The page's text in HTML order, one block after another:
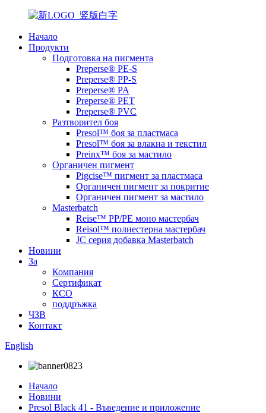
Начало
Продукти
Подготовка на пигмента
Preperse® PE-S
Preperse® PP-S
Preperse® PA
Preperse® PET
Preperse® PVC
Разтворител боя
Presol™ боя за пластмаса
Presol™ боя за влакна и текстил
Preinx™ боя за мастило
Органичен пигмент
Pigcise™ пигмент за пластмаса
Органичен пигмент за покритие
Органичен пигмент за мастило
Masterbatch
Reise™ PP/PE моно мастербач
Reisol™ полиестерна мастербач
JC серия добавка Masterbatch
Новини
За
Компания
Сертификат
КСО
поддръжка
ЧЗВ
Контакт
English
Начало
Новини
Presol Black 41 - Въведение и приложение